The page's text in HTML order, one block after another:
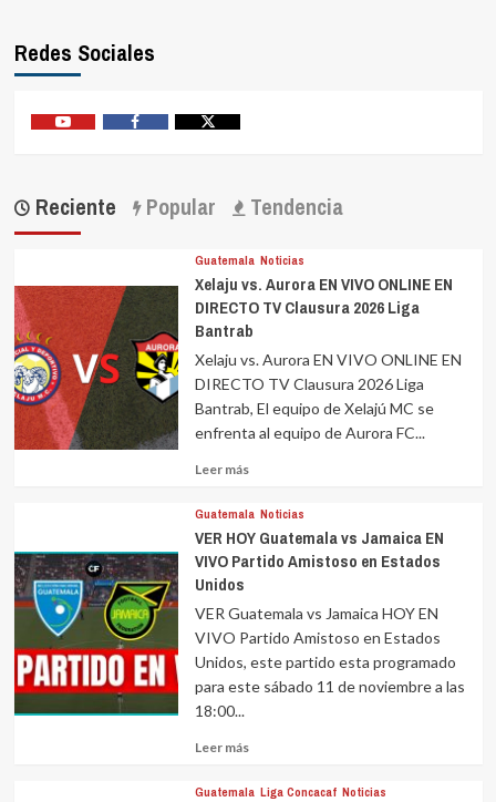
Redes Sociales
Reciente Popular Tendencia
Guatemala Noticias
Xelaju vs. Aurora EN VIVO ONLINE EN
DIRECTO TV Clausura 2026 Liga
Bantrab
Xelaju vs. Aurora EN VIVO ONLINE EN
DIRECTO TV Clausura 2026 Liga
Bantrab, El equipo de Xelajú MC se
enfrenta al equipo de Aurora FC...
Leer másLeer
sobre
Guatemala Noticias
VER HOY Guatemala vs Jamaica EN
VIVO Partido Amistoso en Estados
Unidos
VER Guatemala vs Jamaica HOY EN
VIVO Partido Amistoso en Estados
Unidos, este partido esta programado
para este sábado 11 de noviembre a las
18:00...
Leer másLeer
sobre
Guatemala Liga Concacaf Noticias